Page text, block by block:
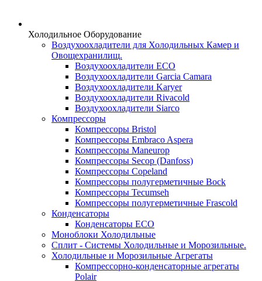
Холодильное Оборудование
Воздухоохладители для Холодильных Камер и
Овощехранилищ.
Воздухоохладители ECO
Воздухоохладители Garcia Camara
Воздухоохладители Karyer
Воздухоохладители Rivacold
Воздухоохладители Siarco
Компрессоры
Компрессоры Bristol
Компрессоры Embraco Aspera
Компрессоры Maneurop
Компрессоры Secop (Danfoss)
Компрессоры Copeland
Компрессоры полугерметичные Bock
Компрессоры Tecumseh
Компрессоры полугерметичные Frascold
Конденсаторы
Конденсаторы ECO
Моноблоки Холодильные
Сплит - Системы Холодильные и Морозильные.
Холодильные и Морозильные Агрегаты
Компрессорно-конденсаторные агрегаты
Polair